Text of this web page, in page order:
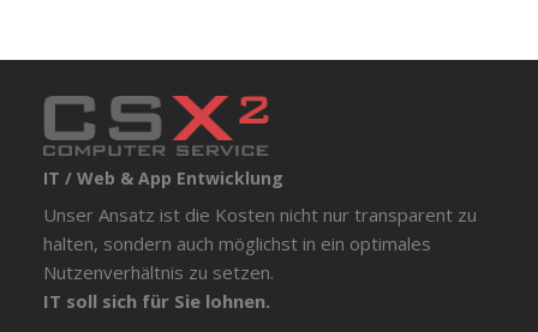
IT / Web & App Entwicklung
Unser Ansatz ist die Kosten nicht nur transparent zu
halten, sondern auch möglichst in ein optimales
Nutzenverhältnis zu setzen.
IT soll sich für Sie lohnen.